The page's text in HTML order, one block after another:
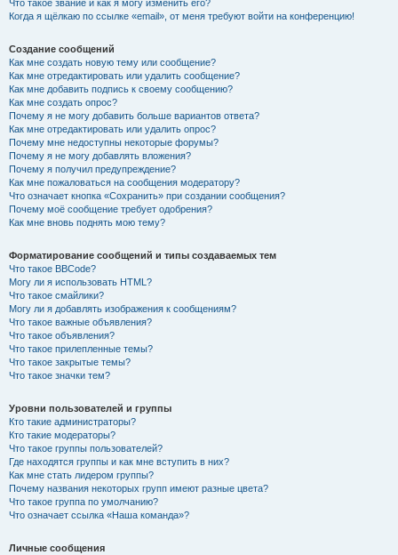
Что такое звание и как я могу изменить его?
Когда я щёлкаю по ссылке «email», от меня требуют войти на конференцию!
Создание сообщений
Как мне создать новую тему или сообщение?
Как мне отредактировать или удалить сообщение?
Как мне добавить подпись к своему сообщению?
Как мне создать опрос?
Почему я не могу добавить больше вариантов ответа?
Как мне отредактировать или удалить опрос?
Почему мне недоступны некоторые форумы?
Почему я не могу добавлять вложения?
Почему я получил предупреждение?
Как мне пожаловаться на сообщения модератору?
Что означает кнопка «Сохранить» при создании сообщения?
Почему моё сообщение требует одобрения?
Как мне вновь поднять мою тему?
Форматирование сообщений и типы создаваемых тем
Что такое BBCode?
Могу ли я использовать HTML?
Что такое смайлики?
Могу ли я добавлять изображения к сообщениям?
Что такое важные объявления?
Что такое объявления?
Что такое прилепленные темы?
Что такое закрытые темы?
Что такое значки тем?
Уровни пользователей и группы
Кто такие администраторы?
Кто такие модераторы?
Что такое группы пользователей?
Где находятся группы и как мне вступить в них?
Как мне стать лидером группы?
Почему названия некоторых групп имеют разные цвета?
Что такое группа по умолчанию?
Что означает ссылка «Наша команда»?
Личные сообщения